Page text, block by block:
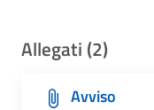
Allegati (2)
Avviso